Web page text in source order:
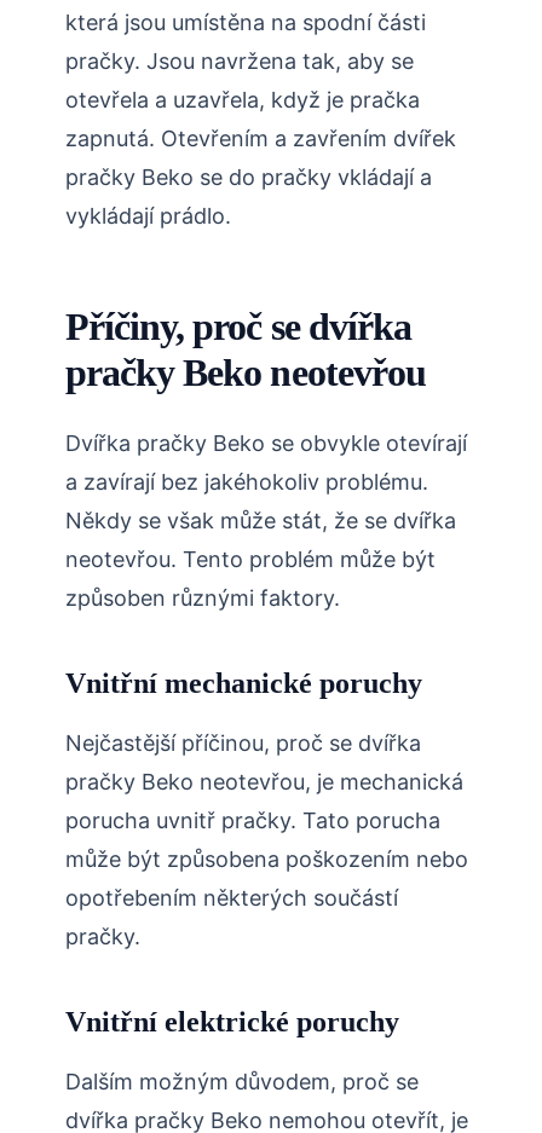
která jsou umístěna na spodní části
pračky. Jsou navržena tak, aby se
otevřela a uzavřela, když je pračka
zapnutá. Otevřením a zavřením dvířek
pračky Beko se do pračky vkládají a
vykládají prádlo.
Příčiny, proč se dvířka
pračky Beko neotevřou
Dvířka pračky Beko se obvykle otevírají
a zavírají bez jakéhokoliv problému.
Někdy se však může stát, že se dvířka
neotevřou. Tento problém může být
způsoben různými faktory.
Vnitřní mechanické poruchy
Nejčastější příčinou, proč se dvířka
pračky Beko neotevřou, je mechanická
porucha uvnitř pračky. Tato porucha
může být způsobena poškozením nebo
opotřebením některých součástí
pračky.
Vnitřní elektrické poruchy
Dalším možným důvodem, proč se
dvířka pračky Beko nemohou otevřít, je